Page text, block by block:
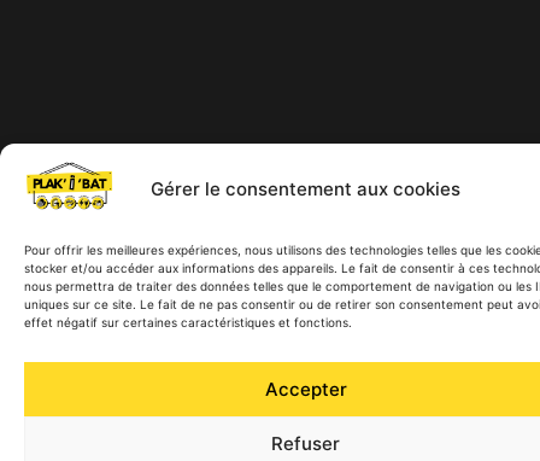
Gérer le consentement aux cookies
Pour offrir les meilleures expériences, nous utilisons des technologies telles que les
stocker et/ou accéder aux informations des appareils. Le fait de consentir à ces
nous permettra de traiter des données telles que le comportement de navigation ou les
uniques sur ce site. Le fait de ne pas consentir ou de retirer son consentement peut
effet négatif sur certaines caractéristiques et fonctions.
Accepter
Refuser